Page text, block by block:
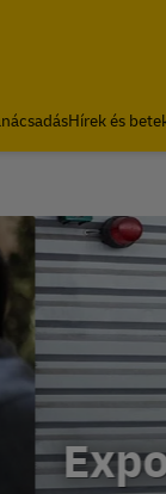
Hírek és